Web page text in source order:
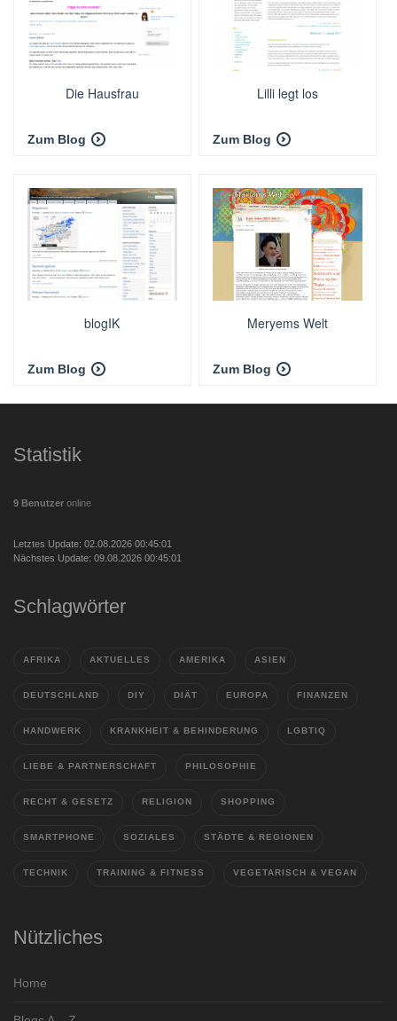
Die Hausfrau
Zum Blog
Lilli legt los
Zum Blog
blogIK
Zum Blog
Meryems Welt
Zum Blog
Statistik
9 Benutzer online
Letztes Update: 02.08.2026 00:45:01
Nächstes Update: 09.08.2026 00:45:01
Schlagwörter
AFRIKA AKTUELLES AMERIKA ASIEN
DEUTSCHLAND DIY DIÄT EUROPA FINANZEN
HANDWERK KRANKHEIT & BEHINDERUNG LGBTIQ
LIEBE & PARTNERSCHAFT PHILOSOPHIE
RECHT & GESETZ RELIGION SHOPPING
SMARTPHONE SOZIALES STÄDTE & REGIONEN
TECHNIK TRAINING & FITNESS VEGETARISCH & VEGAN
Nützliches
Home